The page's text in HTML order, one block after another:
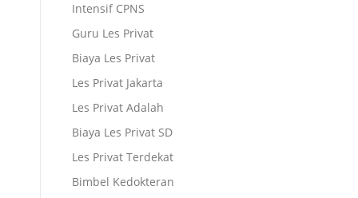
Intensif CPNS
Guru Les Privat
Biaya Les Privat
Les Privat Jakarta
Les Privat Adalah
Biaya Les Privat SD
Les Privat Terdekat
Bimbel Kedokteran